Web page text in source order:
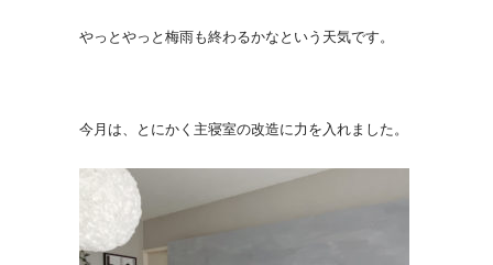
やっとやっと梅雨も終わるかなという天気です。
今月は、とにかく主寝室の改造に力を入れました。